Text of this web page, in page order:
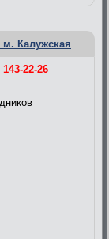
Калужская
143-22-26